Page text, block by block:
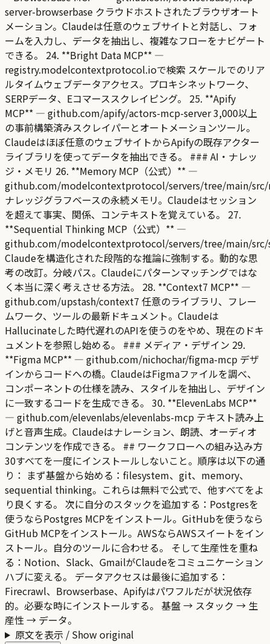
server-browserbase クラウドホストされたブラウザオート
メーション。Claudeは任意のウェブサイトと対話し、フォ
ームを入力し、データを抽出し、複雑なフローをナビゲート
できる。 24. **Bright Data MCP** —
registry.modelcontextprotocol.ioで検索 スケールでのリア
ルタイムウェブデータアクセス。プロキシネットワーク、
SERPデータ、Eコマーススクレイピング。 25. **Apify
MCP** — github.com/apify/actors-mcp-server 3,000以上
の事前構築済みスクレイパーとオートメーションツール。
Claudeはほぼ任意のウェブサイトからApifyの既存アクター
ライブラリを使ってデータを抽出できる。 ### AI・ナレッ
ジ・メモリ 26. **Memory MCP（公式）** —
github.com/modelcontextprotocol/servers/tree/main/
ナレッジグラフベースの永続メモリ。Claudeはセッション
を超えて事実、関係、コンテキストを覚えている。 27.
**Sequential Thinking MCP（公式）** —
github.com/modelcontextprotocol/servers/tree/main/
Claudeを構造化された段階的な推論に強制する。動的な思
考の改訂。分岐パス。Claudeにパターンマッチングではな
く本当に深く考えさせる方法。 28. **Context7 MCP** —
github.com/upstash/context7 任意のライブラリ、フレー
ムワーク、ツールの最新ドキュメント。Claudeは
Hallucinateした時代遅れのAPIを使うのをやめ、現在のドキ
ュメントを参照し始める。 ### メディア・デザイン 29.
**Figma MCP** — github.com/nichochar/figma-mcp デザ
インからコードへの橋。ClaudeはFigmaファイルを調べ、
コンポーネントの仕様を読み、スタイルを抽出し、デザイン
に一致するコードを生成できる。 30. **ElevenLabs MCP**
— github.com/elevenlabs/elevenlabs-mcp テキスト読み上
げと音声生成。Claudeはナレーション、朗読、オーディオ
コンテンツを作成できる。 ## ワークフローへの組み込み方
30すべてを一度にインストールしないこと。順序は以下の通
り： まず基盤から始める：filesystem、git、memory、
sequential thinking。これらは無料で公式で、他すべてをよ
り良くする。 次に自分のスタックを追加する：Postgresを
使うならPostgres MCPをインストール。GitHubを使うなら
GitHub MCPをインストール。AWSならAWSスイートをイン
ストール。自分のツールに合わせる。 そして生産性を重ね
る：Notion、Slack、GmailがClaudeをコミュニケーション
ハブに変える。 データアクセスは最後に追加する：
Firecrawl、Browserbase、Apifyはパワフルだが状況依存
的。必要な時にインストールする。 基盤 → スタック → 生
産性 → データ。
原文を表示 / Show original